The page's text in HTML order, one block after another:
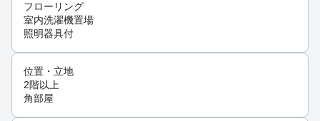
フローリング
室内洗濯機置場
照明器具付
位置・立地
2階以上
角部屋